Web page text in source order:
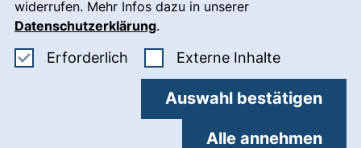
widerrufen. Mehr Infos dazu in unserer
Datenschutzerklärung.
Erforderlich Erforderliche Cookies akzeptieren
Externe Inhalte: Externe
Auswahl bestätigen
Alle annehmen
Impressum
Barrierefreiheit
Datenschutz